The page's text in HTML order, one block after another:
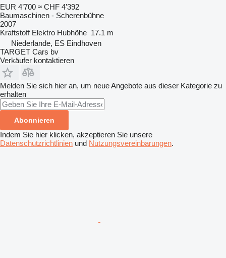
EUR 4’700 ≈ CHF 4’392
Baumaschinen - Scherenbühne
2007
Kraftstoff Elektro Hubhöhe 17.1 m
Niederlande, ES Eindhoven
TARGET Cars bv
Verkäufer kontaktieren
Melden Sie sich hier an, um neue Angebote aus dieser Kategorie zu
erhalten
Abonnieren
Indem Sie hier klicken, akzeptieren Sie unsere
Datenschutzrichtlinien und Nutzungsvereinbarungen.